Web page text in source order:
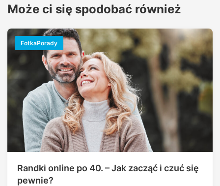
Może ci się spodobać również
FotkaPorady
Randki online po 40. – Jak zacząć i czuć się
pewnie?